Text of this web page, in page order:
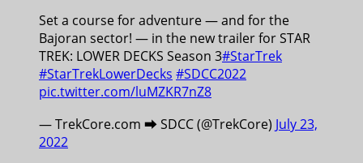
Set a course for adventure — and for the
Bajoran sector! — in the new trailer for STAR
TREK: LOWER DECKS Season 3#StarTrek
#StarTrekLowerDecks #SDCC2022
pic.twitter.com/luMZKR7nZ8
— TrekCore.com ➡️ SDCC (@TrekCore) July 23,
2022